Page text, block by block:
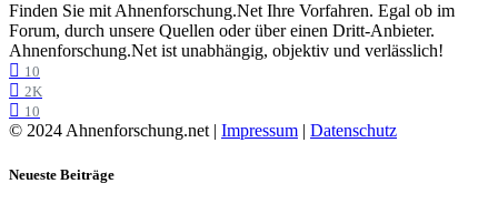
Finden Sie mit Ahnenforschung.Net Ihre Vorfahren. Egal ob im
Forum, durch unsere Quellen oder über einen Dritt-Anbieter.
Ahnenforschung.Net ist unabhängig, objektiv und verlässlich!
10
2K
10
© 2024 Ahnenforschung.net | Impressum | Datenschutz
Neueste Beiträge